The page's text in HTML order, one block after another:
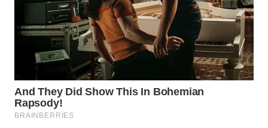
WN
SEMARANG
WN
SOLO
WN